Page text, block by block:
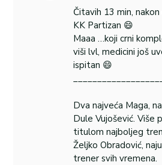
Čitavih 13 min,
KK Partizan 😄
Maaa …koji crni
viši lvl, medicini još
ispitan 😄
Dva najveća Maga,
Dule Vujošević. Više
titulom najboljeg
Željko Obradović,
trener svih vremena.